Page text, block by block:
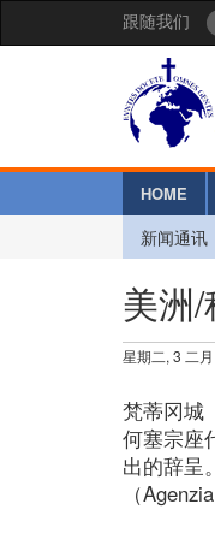
跟随我们
HOME
新闻通讯
美洲
星期二, 3 二
梵蒂冈城
何塞宗座
出的辞呈。
（